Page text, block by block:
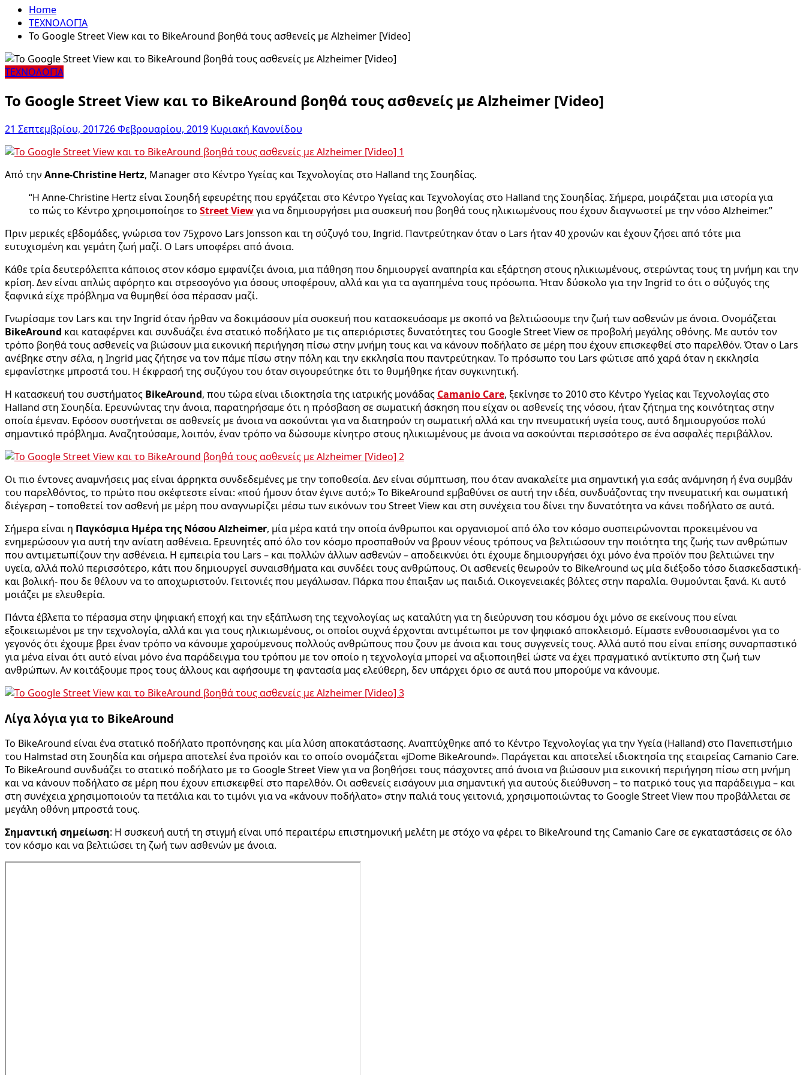
Home
ΤΕΧΝΟΛΟΓΙΑ
Το Google Street View και το BikeAround βοηθά τους ασθενείς με Alzheimer [Video]
ΤΕΧΝΟΛΟΓΙΑ
Το Google Street View και το BikeAround βοηθά τους ασθενείς με Alzheimer [Video]
21 Σεπτεμβρίου, 201726 Φεβρουαρίου, 2019 Κυριακή Κανονίδου
Από την Anne-Christine Hertz, Manager στο Κέντρο Υγείας και Τεχνολογίας στο Halland της Σουηδίας.
“Η Anne-Christine Hertz είναι Σουηδή εφευρέτης που εργάζεται στο Κέντρο Υγείας και Τεχνολογίας στο Halland της Σουηδίας. Σήμερα, μοιράζεται μια ιστορία για
το πώς το Κέντρο χρησιμοποίησε το Street Viewγια να δημιουργήσει μια συσκευή που βοηθά τους ηλικιωμένους που έχουν διαγνωστεί με την νόσο Alzheimer.”
Πριν μερικές εβδομάδες, γνώρισα τον 75χρονο Lars Jonsson και τη σύζυγό του, Ingrid. Παντρεύτηκαν όταν ο Lars ήταν 40 χρονών και έχουν ζήσει από τότε μια
ευτυχισμένη και γεμάτη ζωή μαζί. Ο Lars υποφέρει από άνοια.
Κάθε τρία δευτερόλεπτα κάποιος στον κόσμο εμφανίζει άνοια, μια πάθηση που δημιουργεί αναπηρία και εξάρτηση στους ηλικιωμένους, στερώντας τους τη μνήμη και την
κρίση. Δεν είναι απλώς αφόρητο και στρεσογόνο για όσους υποφέρουν, αλλά και για τα αγαπημένα τους πρόσωπα. Ήταν δύσκολο για την Ingrid το ότι ο σύζυγός της
ξαφνικά είχε πρόβλημα να θυμηθεί όσα πέρασαν μαζί.
Γνωρίσαμε τον Lars και την Ingrid όταν ήρθαν να δοκιμάσουν μία συσκευή που κατασκευάσαμε με σκοπό να βελτιώσουμε την ζωή των ασθενών με άνοια. Ονομάζεται
BikeAround και καταφέρνει και συνδυάζει ένα στατικό ποδήλατο με τις απεριόριστες δυνατότητες του Google Street View σε προβολή μεγάλης οθόνης. Με αυτόν τον
τρόπο βοηθά τους ασθενείς να βιώσουν μια εικονική περιήγηση πίσω στην μνήμη τους και να κάνουν ποδήλατο σε μέρη που έχουν επισκεφθεί στο παρελθόν. Όταν ο Lars
ανέβηκε στην σέλα, η Ingrid μας ζήτησε να τον πάμε πίσω στην πόλη και την εκκλησία που παντρεύτηκαν. Το πρόσωπο του Lars φώτισε από χαρά όταν η εκκλησία
εμφανίστηκε μπροστά του. Η έκφρασή της συζύγου του όταν σιγουρεύτηκε ότι το θυμήθηκε ήταν συγκινητική.
Η κατασκευή του συστήματος BikeAround, που τώρα είναι ιδιοκτησία της ιατρικής μονάδας Camanio Care, ξεκίνησε το 2010 στο Κέντρο Υγείας και Τεχνολογίας στο
Halland στη Σουηδία. Ερευνώντας την άνοια, παρατηρήσαμε ότι η πρόσβαση σε σωματική άσκηση που είχαν οι ασθενείς της νόσου, ήταν ζήτημα της κοινότητας στην
οποία έμεναν. Εφόσον συστήνεται σε ασθενείς με άνοια να ασκούνται για να διατηρούν τη σωματική αλλά και την πνευματική υγεία τους, αυτό δημιουργούσε πολύ
σημαντικό πρόβλημα. Αναζητούσαμε, λοιπόν, έναν τρόπο να δώσουμε κίνητρο στους ηλικιωμένους με άνοια να ασκούνται περισσότερο σε ένα ασφαλές περιβάλλον.
Οι πιο έντονες αναμνήσεις μας είναι άρρηκτα συνδεδεμένες με την τοποθεσία. Δεν είναι σύμπτωση, που όταν ανακαλείτε μια σημαντική για εσάς ανάμνηση ή ένα συμβάν
του παρελθόντος, το πρώτο που σκέφτεστε είναι: «πού ήμουν όταν έγινε αυτό;» Το BikeAround εμβαθύνει σε αυτή την ιδέα, συνδυάζοντας την πνευματική και σωματική
διέγερση – τοποθετεί τον ασθενή με μέρη που αναγνωρίζει μέσω των εικόνων του Street View και στη συνέχεια του δίνει την δυνατότητα να κάνει ποδήλατο σε αυτά.
Σήμερα είναι η Παγκόσμια Ημέρα της Νόσου Alzheimer, μία μέρα κατά την οποία άνθρωποι και οργανισμοί από όλο τον κόσμο συσπειρώνονται προκειμένου να
ενημερώσουν για αυτή την ανίατη ασθένεια. Ερευνητές από όλο τον κόσμο προσπαθούν να βρουν νέους τρόπους να βελτιώσουν την ποιότητα της ζωής των ανθρώπων
που αντιμετωπίζουν την ασθένεια. Η εμπειρία του Lars – και πολλών άλλων ασθενών – αποδεικνύει ότι έχουμε δημιουργήσει όχι μόνο ένα προϊόν που βελτιώνει την
υγεία, αλλά πολύ περισσότερο, κάτι που δημιουργεί συναισθήματα και συνδέει τους ανθρώπους. Οι ασθενείς θεωρούν το BikeAround ως μία διέξοδο τόσο διασκεδαστική-
και βολική- που δε θέλουν να το αποχωριστούν. Γειτονιές που μεγάλωσαν. Πάρκα που έπαιξαν ως παιδιά. Οικογενειακές βόλτες στην παραλία. Θυμούνται ξανά. Κι αυτό
μοιάζει με ελευθερία.
Πάντα έβλεπα το πέρασμα στην ψηφιακή εποχή και την εξάπλωση της τεχνολογίας ως καταλύτη για τη διεύρυνση του κόσμου όχι μόνο σε εκείνους που είναι
εξοικειωμένοι με την τεχνολογία, αλλά και για τους ηλικιωμένους, οι οποίοι συχνά έρχονται αντιμέτωποι με τον ψηφιακό αποκλεισμό. Είμαστε ενθουσιασμένοι για το
γεγονός ότι έχουμε βρει έναν τρόπο να κάνουμε χαρούμενους πολλούς ανθρώπους που ζουν με άνοια και τους συγγενείς τους. Αλλά αυτό που είναι επίσης συναρπαστικό
για μένα είναι ότι αυτό είναι μόνο ένα παράδειγμα του τρόπου με τον οποίο η τεχνολογία μπορεί να αξιοποιηθεί ώστε να έχει πραγματικό αντίκτυπο στη ζωή των
ανθρώπων. Αν κοιτάξουμε προς τους άλλους και αφήσουμε τη φαντασία μας ελεύθερη, δεν υπάρχει όριο σε αυτά που μπορούμε να κάνουμε.
Λίγα λόγια για το BikeAround
Το BikeAround είναι ένα στατικό ποδήλατο προπόνησης και μία λύση αποκατάστασης. Αναπτύχθηκε από το Κέντρο Τεχνολογίας για την Υγεία (Halland) στο Πανεπιστήμιο
του Halmstad στη Σουηδία και σήμερα αποτελεί ένα προϊόν και το οποίο ονομάζεται «jDome BikeAround». Παράγεται και αποτελεί ιδιοκτησία της εταιρείας Camanio Care.
Το BikeAround συνδυάζει το στατικό ποδήλατο με το Google Street View για να βοηθήσει τους πάσχοντες από άνοια να βιώσουν μια εικονική περιήγηση πίσω στη μνήμη
και να κάνουν ποδήλατο σε μέρη που έχουν επισκεφθεί στο παρελθόν. Οι ασθενείς εισάγουν μια σημαντική για αυτούς διεύθυνση – το πατρικό τους για παράδειγμα – και
στη συνέχεια χρησιμοποιούν τα πετάλια και το τιμόνι για να «κάνουν ποδήλατο» στην παλιά τους γειτονιά, χρησιμοποιώντας το Google Street View που προβάλλεται σε
μεγάλη οθόνη μπροστά τους.
Σημαντική σημείωση: Η συσκευή αυτή τη στιγμή είναι υπό περαιτέρω επιστημονική μελέτη με στόχο να φέρει το BikeAround της Camanio Care σε εγκαταστάσεις σε όλο
τον κόσμο και να βελτιώσει τη ζωή των ασθενών με άνοια.